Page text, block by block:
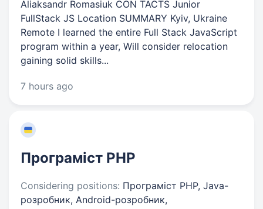
Aliaksandr Romasiuk CON TACTS Junior
FullStack JS Location SUMMARY Kyiv, Ukraine
Remote I learned the entire Full Stack JavaScript
program within a year, Will consider relocation
gaining solid skills...
7 hours ago
Програміст PHP
Considering positions: Програміст PHP, Java-
розробник, Android-розробник,